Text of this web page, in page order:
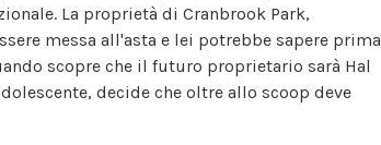
La proprietà di Cranbrook Park,
messa all'asta e lei potrebbe sapere prima
scopre che il futuro proprietario sarà Hal
decide che oltre allo scoop deve